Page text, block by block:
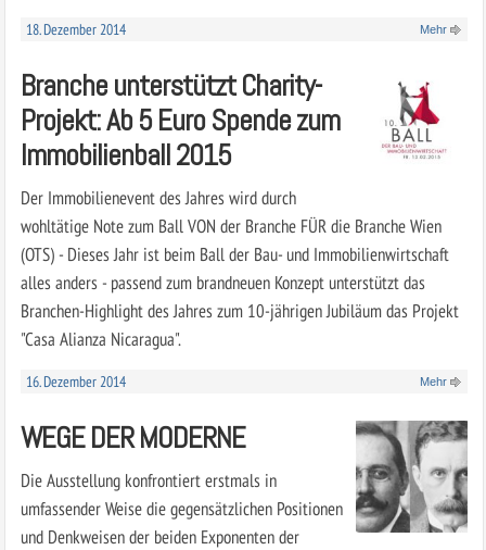
18. Dezember 2014 Mehr
Branche unterstützt Charity-
Projekt: Ab 5 Euro Spende zum
Immobilienball 2015
Der Immobilienevent des Jahres wird durch
wohltätige Note zum Ball VON der Branche FÜR die Branche Wien
(OTS) - Dieses Jahr ist beim Ball der Bau- und Immobilienwirtschaft
alles anders - passend zum brandneuen Konzept unterstützt das
Branchen-Highlight des Jahres zum 10-jährigen Jubiläum das Projekt
"Casa Alianza Nicaragua".
16. Dezember 2014 Mehr
WEGE DER MODERNE
Die Ausstellung konfrontiert erstmals in
umfassender Weise die gegensätzlichen Positionen
und Denkweisen der beiden Exponenten der